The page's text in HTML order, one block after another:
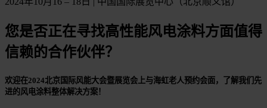
您是否正在寻找高性能风电涂料方面值得
信赖的合作伙伴？
欢迎在2024北京国际风能大会暨展览会上与海虹老人预约会面，了解我们先
进的风电涂料整体解决方案！